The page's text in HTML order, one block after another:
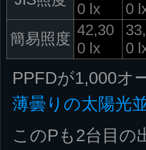
0 lx
0
簡易照度 42,30
0 lx
0
PPFDが1,000オ
薄曇りの太陽光
このPも2台目の